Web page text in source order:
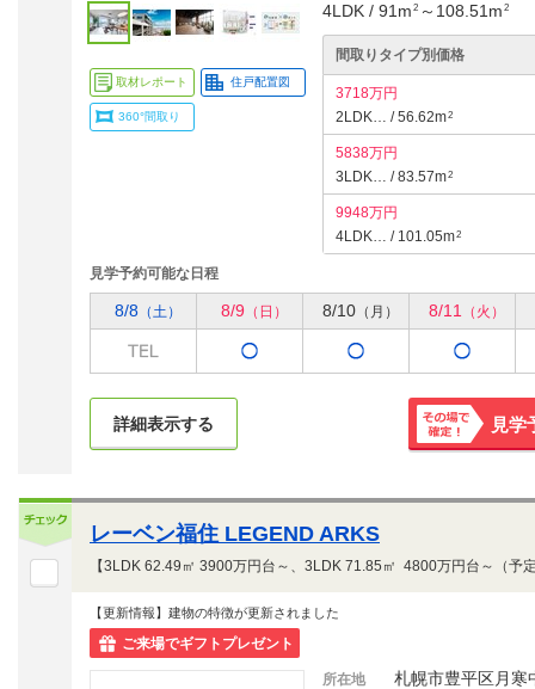
取材レポート 住戸配置図
360°間取り
4LDK / 91m 2 ～108.51m 2
間取りタイプ別価格
3718万円
2LDK… / 56.62m2
5838万円
3LDK… / 83.57m2
9948万円
4LDK… / 101.05m2
見学予約可能な日程
8/8 （土） 8/9 （日） 8/10 （月） 8/11 （火）
詳細表示する
その場で
見学
レーベン福住 LEGEND ARKS
【更新情報】建物の特徴が更新されました
ご来場でギフトプレゼント
所在地 札幌市豊平区月寒